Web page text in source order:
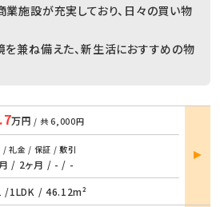
施設が充実しており、日々の買い物
兼ね備えた、新生活におすすめの物
万円 / 共6,000円
/ 礼金 / 保証 / 敷引
/ 2ヶ月 / - / -
/1LDK / 46.12m²
部屋
詳細